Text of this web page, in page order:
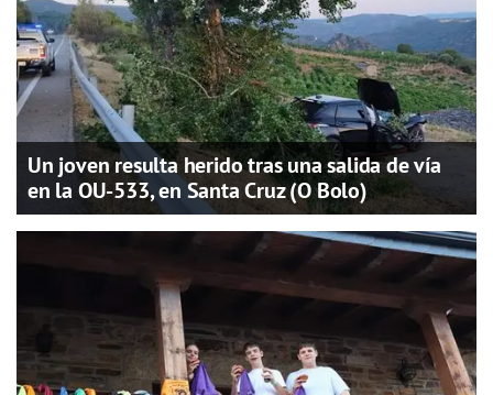
Un joven resulta herido tras una salida de vía
en la OU-533, en Santa Cruz (O Bolo)